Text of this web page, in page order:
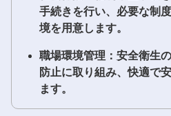
手続きを行い、必要な制
境を用意します。
職場環境管理：安全衛生
防止に取り組み、快適で
ます。